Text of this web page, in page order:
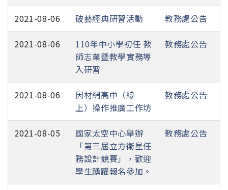
2021-08-06 破藝經典研習活動 教務處公告
2021-08-06
110年中小學初任 教
師志業暨教學實務導
入研習
教務處公告
2021-08-06
因材網高中（線
上）操作推廣工作坊
教務處公告
2021-08-05
國家太空中心舉辦
「第三屆立方衛星任
務設計競賽」，歡迎
學生踴躍報名參加。
教務處公告